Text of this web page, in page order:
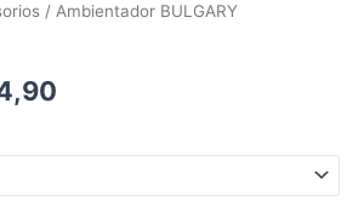
/ Ambientador BULGARY